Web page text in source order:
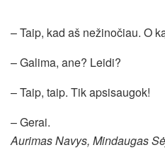
– Taip, kad aš nežinočiau. O
– Galima, ane? Leidi?
– Taip, taip. Tik apsisaugok!
– Gerai.
Aurimas Navys, Mindaugas